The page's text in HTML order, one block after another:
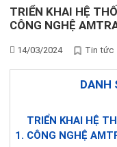
TRIỂN KHAI HỆ
CÔNG NGHỆ
14/03/2024 Tin tức
DANH
TRIỂN KHAI HỆ
CÔNG NGHỆ